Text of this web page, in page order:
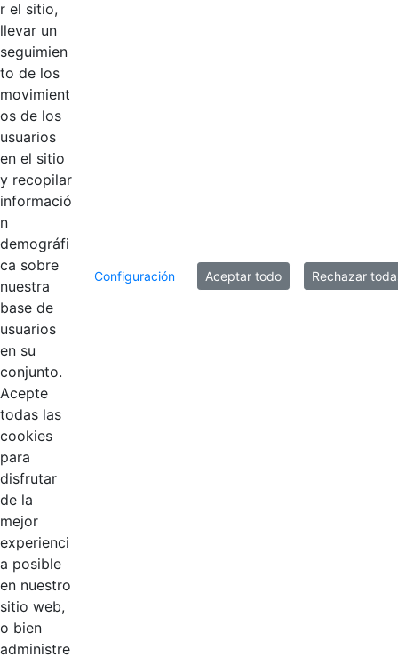
Logotipos
AÑADIR COMENTARIOS
r el sitio,
llevar un
seguimien
to de los
movimient
os de los
usuarios
en el sitio
y recopilar
informació
n
demográfi
ca sobre
nuestra
base de
usuarios
en su
conjunto.
Acepte
todas las
cookies
para
disfrutar
de la
mejor
experienci
a posible
en nuestro
sitio web,
o bien
administre
Configuración Aceptar todo Rechazar